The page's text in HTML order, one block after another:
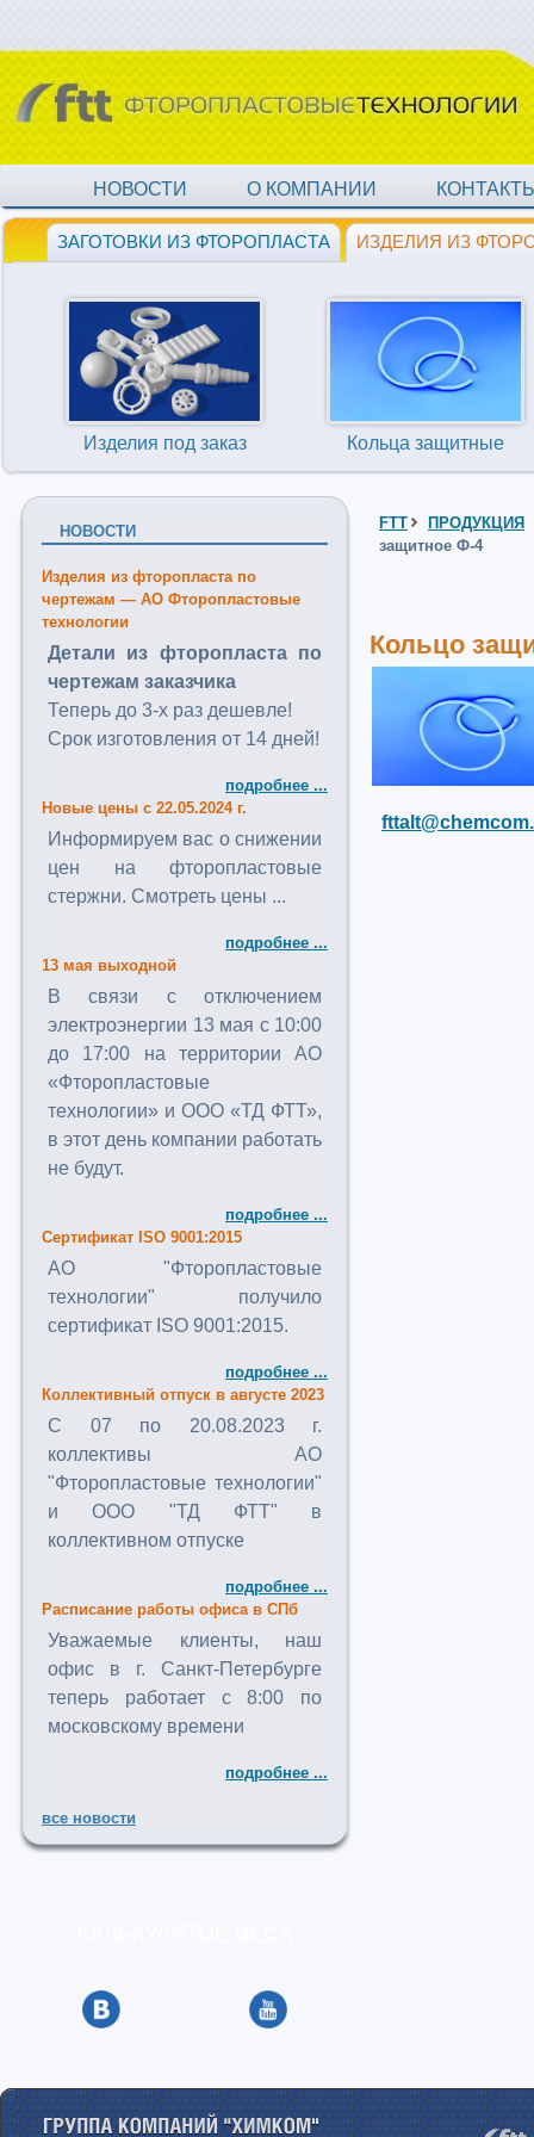
НОВОСТИ О КОМПАНИИ
ЗАГОТОВКИ ИЗ ФТОРОПЛАСТА ИЗДЕЛИЯ ИЗ
Изделия под заказ Кольца защитные
НОВОСТИ
Изделия из фторопласта по
чертежам — АО Фторопластовые
технологии
Детали из фторопласта по
чертежам заказчика
Теперь до 3-х раз дешевле!
Срок изготовления от 14 дней!
подробнее ...
Новые цены с 22.05.2024 г.
Информируем вас о снижении
цен на фторопластовые
стержни. Смотреть цены ...
подробнее ...
13 мая выходной
В связи с отключением
электроэнергии 13 мая с 10:00
до 17:00 на территории АО
«Фторопластовые
технологии» и ООО «ТД ФТТ»,
в этот день компании работать
не будут.
подробнее ...
Сертификат ISO 9001:2015
АО "Фторопластовые
технологии" получило
сертификат ISO 9001:2015.
подробнее ...
Коллективный отпуск в августе 2023
C 07 по 20.08.2023 г.
коллективы АО
"Фторопластовые технологии"
и ООО "ТД ФТТ" в
коллективном отпуске
подробнее ...
Расписание работы офиса в СПб
Уважаемые клиенты, наш
офис в г. Санкт-Петербурге
теперь работает с 8:00 по
московскому времени
подробнее ...
все новости
FTT
ПРОДУКЦИЯ
защитное Ф-4
Кольцо